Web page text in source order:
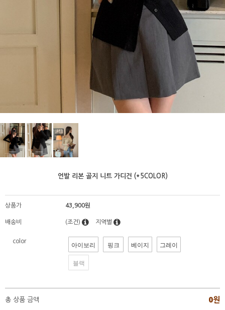
언발 리본 골지 니트 가디건 (*5COLOR)
상품가 43,900원
배송비 (조건) 지역별
color 아이보리 핑크 베이지 그레이
블랙
총 상품 금액 0원